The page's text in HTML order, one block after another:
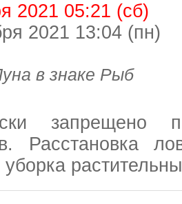
2021 05:21 (сб)
2021 13:04 (пн)
в знаке Рыб
Расстановка